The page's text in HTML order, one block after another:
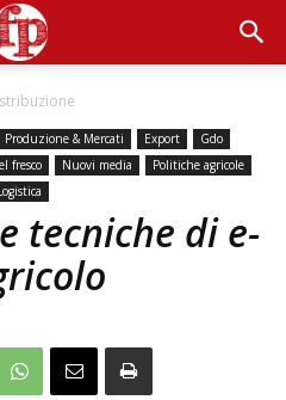
Produzione & Mercati Export
Gdo
fresco Nuovi media
Politiche agricole
tecniche di e-